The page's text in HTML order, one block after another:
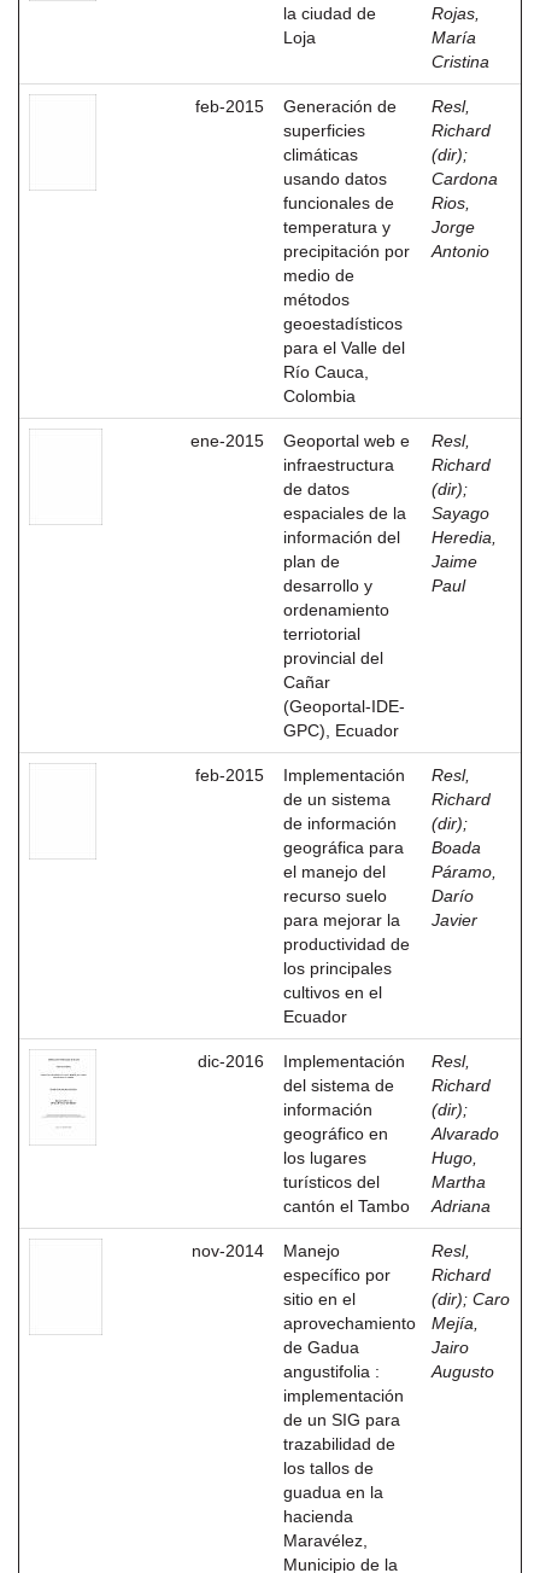
la ciudad de
Loja
Rojas,
María
Cristina
feb-2015
Generación de
superficies
climáticas
usando datos
funcionales de
temperatura y
precipitación por
medio de
métodos
geoestadísticos
para el Valle del
Río Cauca,
Colombia
Resl,
Richard
(dir);
Cardona
Rios,
Jorge
Antonio
ene-2015
Geoportal web e
infraestructura
de datos
espaciales de la
información del
plan de
desarrollo y
ordenamiento
terriotorial
provincial del
Cañar
(Geoportal-IDE-
GPC), Ecuador
Resl,
Richard
(dir);
Sayago
Heredia,
Jaime
Paul
feb-2015
Implementación
de un sistema
de información
geográfica para
el manejo del
recurso suelo
para mejorar la
productividad de
los principales
cultivos en el
Ecuador
Resl,
Richard
(dir);
Boada
Páramo,
Darío
Javier
dic-2016
Implementación
del sistema de
información
geográfico en
los lugares
turísticos del
cantón el Tambo
Resl,
Richard
(dir);
Alvarado
Hugo,
Martha
Adriana
nov-2014
Manejo
específico por
sitio en el
aprovechamiento
de Gadua
angustifolia :
implementación
de un SIG para
trazabilidad de
los tallos de
guadua en la
hacienda
Maravélez,
Municipio de la
Resl,
Richard
(dir); Caro
Mejía,
Jairo
Augusto